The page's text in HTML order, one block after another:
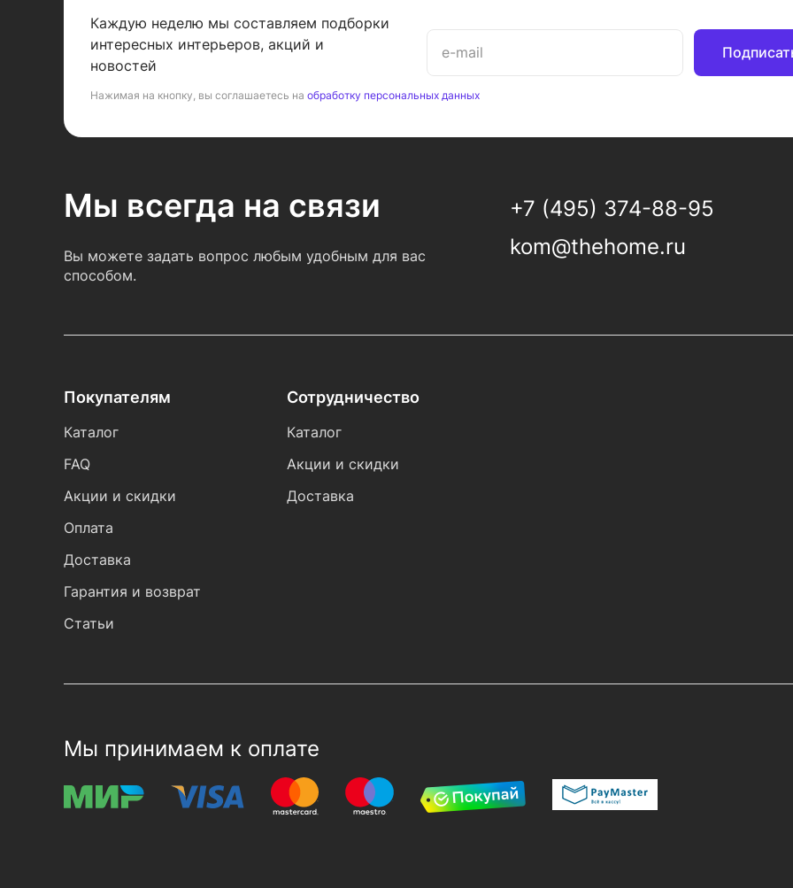
Каждую неделю мы составляем подборки
интересных интерьеров, акций и
новостей
Нажимая на кнопку, вы соглашаетесь на обработку персональных данных
Мы всегда на связи
Вы можете задать вопрос любым удобным для вас
способом.
+7 (495) 374-88-95
kom@thehome.ru
Покупателям
Каталог
FAQ
Акции и скидки
Оплата
Доставка
Гарантия и возврат
Статьи
Сотрудничество
Каталог
Акции и скидки
Доставка
Мы принимаем к оплате